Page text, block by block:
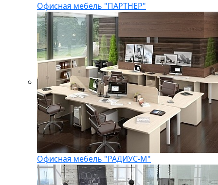
Офисная мебель "ПАРТНЕР"
Офисная мебель "РАДИУС-М"